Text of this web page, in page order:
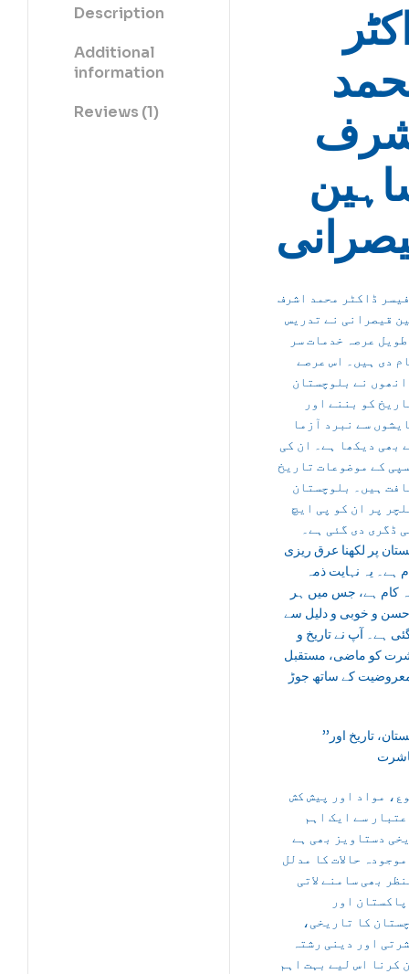
Description
Additional
information
Reviews (1)
ڈاکٹر محمد اشرف
قیصرانی نے تدریس
عرصہ خدمات سر
دی ہیں۔ اس عرصے
نے بلوچستان
کو بننے اور
سے نبرد آزما
بھی دیکھا ہے۔ ان کی
کے موضوعات تاریخ
ہیں۔ بلوچستان
پر ان کو پی ایچ
ڈگری دی گئی ہے۔
پر لکھنا عرق ریزی
ہے۔ یہ نہایت ذمہ
کام ہے، جس میں ہر
و خوبی و دلیل سے
ہے۔ آپ نے تاریخ و
کو ماضی، مستقبل
کے ساتھ جوڑ
’’بلوچستان، تاریخ اور
مواد اور پیش کش
سے ایک اہم
دستاویز بھی ہے
حالات کا مدلل
بھی سامنے لاتی
اور
کا تاریخی،
اور دینی رشتہ
کرنا اس لیے بہت اہم